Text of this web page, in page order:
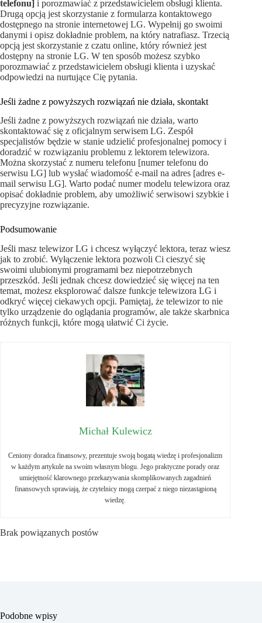
telefonu] i porozmawiać z przedstawicielem obsługi klienta.
Drugą opcją jest skorzystanie z formularza kontaktowego
dostępnego na stronie internetowej LG. Wypełnij go swoimi
danymi i opisz dokładnie problem, na który natrafiasz. Trzecią
opcją jest skorzystanie z czatu online, który również jest
dostępny na stronie LG. W ten sposób możesz szybko
porozmawiać z przedstawicielem obsługi klienta i uzyskać
odpowiedzi na nurtujące Cię pytania.
Jeśli żadne z powyższych rozwiązań nie działa, skontakt
Jeśli żadne z powyższych rozwiązań nie działa, warto
skontaktować się z oficjalnym serwisem LG. Zespół
specjalistów będzie w stanie udzielić profesjonalnej pomocy i
doradzić w rozwiązaniu problemu z lektorem telewizora.
Można skorzystać z numeru telefonu [numer telefonu do
serwisu LG] lub wysłać wiadomość e-mail na adres [adres e-
mail serwisu LG]. Warto podać numer modelu telewizora oraz
opisać dokładnie problem, aby umożliwić serwisowi szybkie i
precyzyjne rozwiązanie.
Podsumowanie
Jeśli masz telewizor LG i chcesz wyłączyć lektora, teraz wiesz
jak to zrobić. Wyłączenie lektora pozwoli Ci cieszyć się
swoimi ulubionymi programami bez niepotrzebnych
przeszkód. Jeśli jednak chcesz dowiedzieć się więcej na ten
temat, możesz eksplorować dalsze funkcje telewizora LG i
odkryć więcej ciekawych opcji. Pamiętaj, że telewizor to nie
tylko urządzenie do oglądania programów, ale także skarbnica
różnych funkcji, które mogą ułatwić Ci życie.
Michał Kulewicz
Ceniony doradca finansowy, prezentuje swoją bogatą wiedzę i profesjonalizm
w każdym artykule na swoim własnym blogu. Jego praktyczne porady oraz
umiejętność klarownego przekazywania skomplikowanych zagadnień
finansowych sprawiają, że czytelnicy mogą czerpać z niego niezastąpioną
wiedzę.
Brak powiązanych postów
Podobne wpisy